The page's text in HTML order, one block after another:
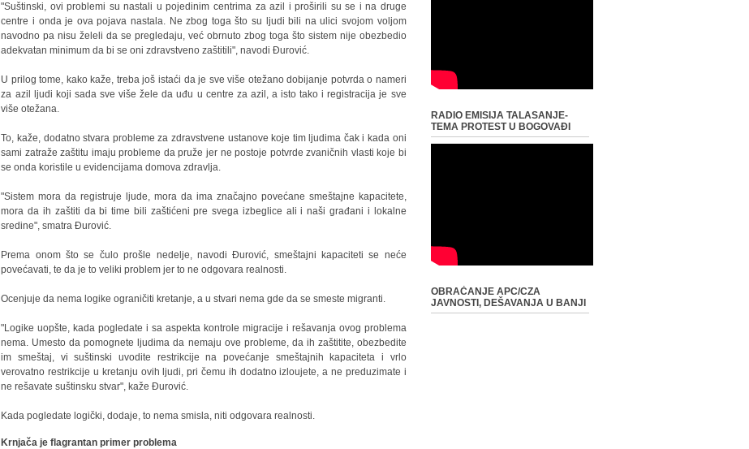
"Suštinski, ovi problemi su nastali u pojedinim centrima za azil i proširili su se i na druge
centre i onda je ova pojava nastala. Ne zbog toga što su ljudi bili na ulici svojom voljom
navodno pa nisu želeli da se pregledaju, već obrnuto zbog toga što sistem nije obezbedio
adekvatan minimum da bi se oni zdravstveno zaštitili", navodi Đurović.
U prilog tome, kako kaže, treba još istaći da je sve više otežano dobijanje potvrda o nameri
za azil ljudi koji sada sve više žele da uđu u centre za azil, a isto tako i registracija je sve
više otežana.
To, kaže, dodatno stvara probleme za zdravstvene ustanove koje tim ljudima čak i kada oni
sami zatraže zaštitu imaju probleme da pruže jer ne postoje potvrde zvaničnih vlasti koje bi
se onda koristile u evidencijama domova zdravlja.
"Sistem mora da registruje ljude, mora da ima značajno povećane smeštajne kapacitete,
mora da ih zaštiti da bi time bili zaštićeni pre svega izbeglice ali i naši građani i lokalne
sredine", smatra Đurović.
Prema onom što se čulo prošle nedelje, navodi Đurović, smeštajni kapaciteti se neće
povećavati, te da je to veliki problem jer to ne odgovara realnosti.
Ocenjuje da nema logike ograničiti kretanje, a u stvari nema gde da se smeste migranti.
"Logike uopšte, kada pogledate i sa aspekta kontrole migracije i rešavanja ovog problema
nema. Umesto da pomognete ljudima da nemaju ove probleme, da ih zaštitite, obezbedite
im smeštaj, vi suštinski uvodite restrikcije na povećanje smeštajnih kapaciteta i vrlo
verovatno restrikcije u kretanju ovih ljudi, pri čemu ih dodatno izloujete, a ne preduzimate i
ne rešavate suštinsku stvar", kaže Đurović.
Kada pogledate logički, dodaje, to nema smisla, niti odgovara realnosti.
Krnjača je flagrantan primer problema
RADIO EMISIJA TALASANJE-
TEMA PROTEST U BOGOVAĐI
OBRAĆANJE APC/CZA
JAVNOSTI, DEŠAVANJA U BANJI